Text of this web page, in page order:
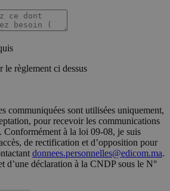
le règlement ci dessus
communiquées sont utilisées uniquement,
pour recevoir les communications
Conformément à la loi 09-08, je suis
de rectification et d’opposition pour
donnees.personnelles@edicom.ma.
d’une déclaration à la CNDP sous le N°